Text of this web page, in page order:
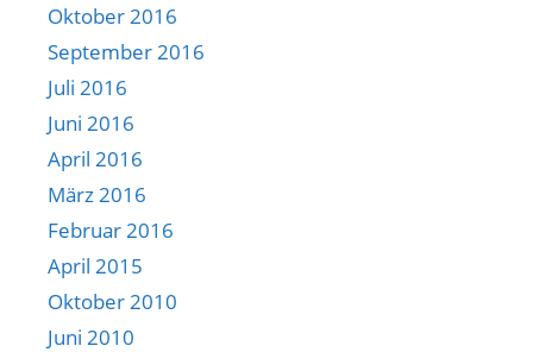
Oktober 2016
September 2016
Juli 2016
Juni 2016
April 2016
März 2016
Februar 2016
April 2015
Oktober 2010
Juni 2010